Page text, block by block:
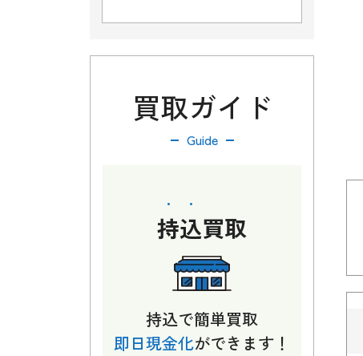
買取ガイド
Guide
持込買取
持込で簡単買取
即日現金化ができます！